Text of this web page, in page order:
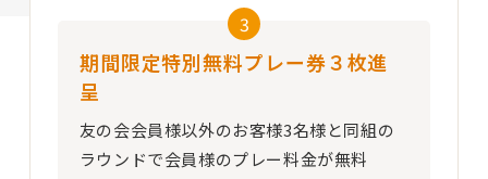
3
期間限定特別無料プレー券３枚進
呈
友の会会員様以外のお客様3名様と同組の
ラウンドで会員様のプレー料金が無料